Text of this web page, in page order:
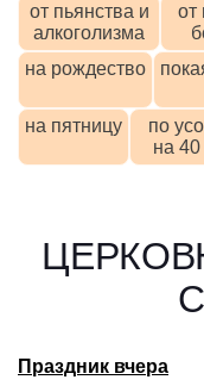
от пьянства и
алкоголизма
от
на рождество
на пятницу
по
на
Праздник вчера